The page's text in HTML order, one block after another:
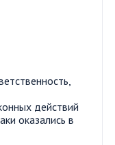
действий
оказались в